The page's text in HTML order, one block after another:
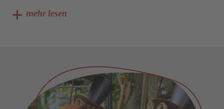
mehr lesen